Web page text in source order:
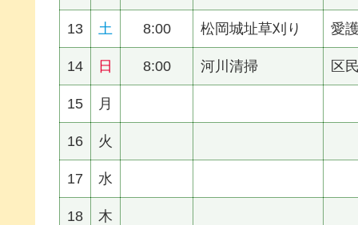
13 土 8:00 松岡城址草刈り 愛
14 日 8:00 河川清掃 区
15 月
16 火
17 水
18 木